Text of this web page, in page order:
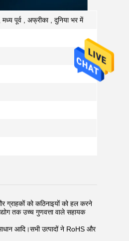
, मध्य पूर्व , अफ्रीका , दुनिया भर में
ग्राहकों को कठिनाइयों को हल करने
तक उच्च गुणवत्ता वाले सहायक
आदि।सभी उत्पादों ने RoHS और